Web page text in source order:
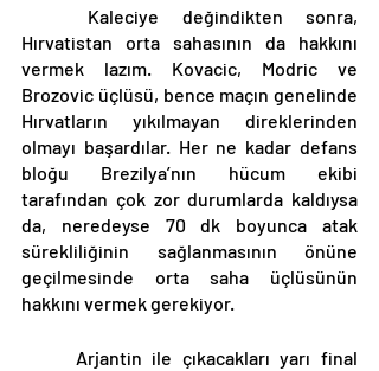
Hırvatistan orta sahasının da hakkını
vermek lazım. Kovacic, Modric ve
Brozovic üçlüsü, bence maçın genelinde
Hırvatların yıkılmayan direklerinden
olmayı başardılar. Her ne kadar defans
bloğu Brezilya’nın hücum ekibi
tarafından çok zor durumlarda kaldıysa
da, neredeyse 70 dk boyunca atak
sürekliliğinin sağlanmasının önüne
geçilmesinde orta saha üçlüsünün
hakkını vermek gerekiyor.